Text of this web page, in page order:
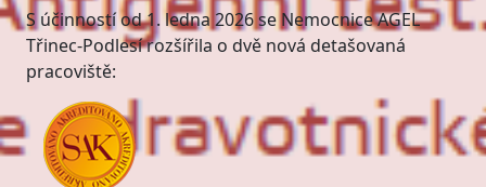
Třinec-Podlesí rozšířila o dvě nová detašovaná
pracoviště:
2026 © Všechna práva vyhrazena.